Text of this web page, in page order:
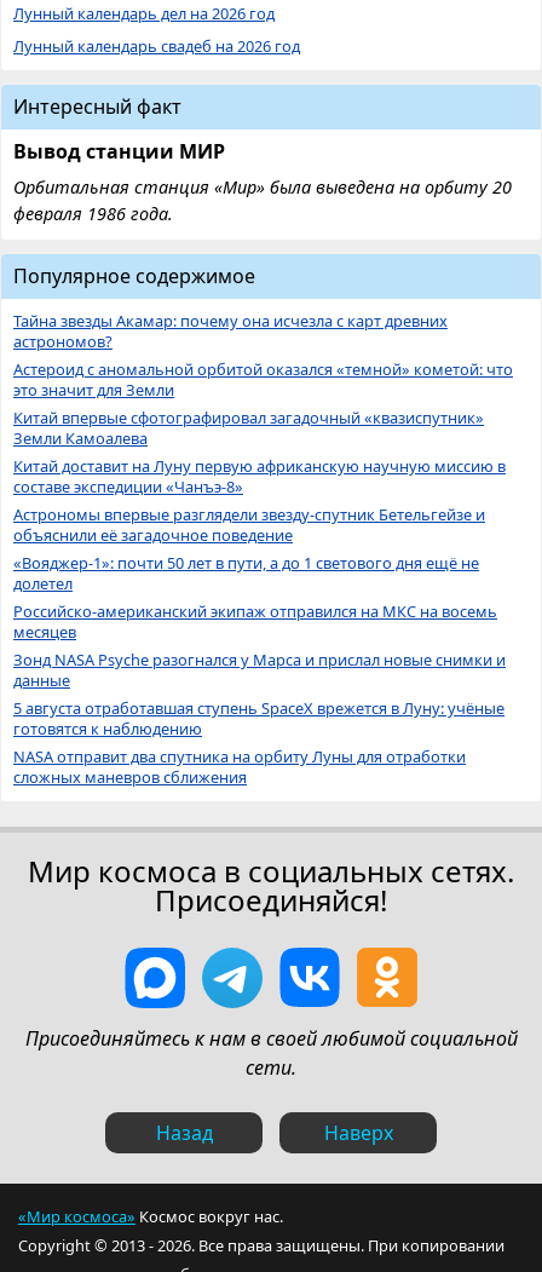
Лунный календарь дел на 2026 год
Лунный календарь свадеб на 2026 год
Интересный факт
Вывод станции МИР
Орбитальная станция «Мир» была выведена на орбиту 20
февраля 1986 года.
Популярное содержимое
Тайна звезды Акамар: почему она исчезла с карт древних
астрономов?
Астероид с аномальной орбитой оказался «темной» кометой: что
это значит для Земли
Китай впервые сфотографировал загадочный «квазиспутник»
Земли Камоалева
Китай доставит на Луну первую африканскую научную миссию в
составе экспедиции «Чанъэ-8»
Астрономы впервые разглядели звезду-спутник Бетельгейзе и
объяснили её загадочное поведение
«Вояджер-1»: почти 50 лет в пути, а до 1 светового дня ещё не
долетел
Российско-американский экипаж отправился на МКС на восемь
месяцев
Зонд NASA Psyche разогнался у Марса и прислал новые снимки и
данные
5 августа отработавшая ступень SpaceX врежется в Луну: учёные
готовятся к наблюдению
NASA отправит два спутника на орбиту Луны для отработки
сложных маневров сближения
Мир космоса в социальных сетях.
Присоединяйся!
Присоединяйтесь к нам в своей любимой социальной
сети.
Назад Наверх
«Мир космоса» Космос вокруг нас.
Copyright © 2013 - 2026. Все права защищены. При копировании